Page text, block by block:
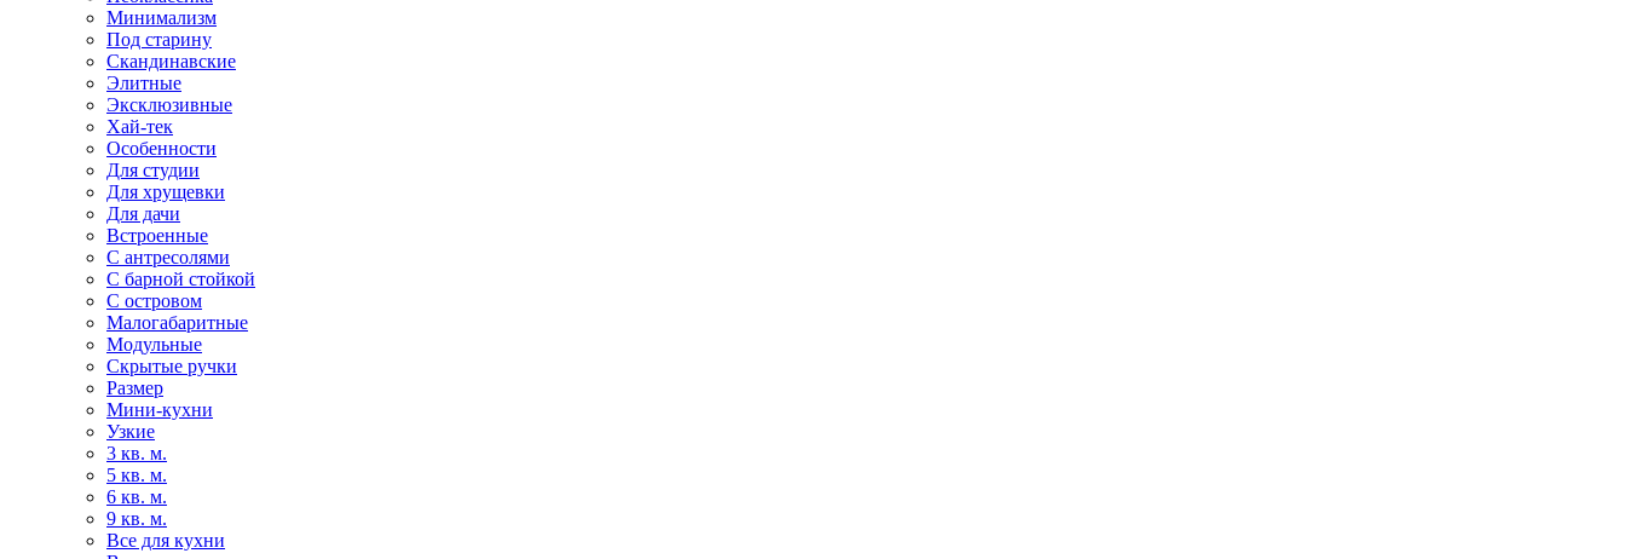
Минимализм
Под старину
Скандинавские
Элитные
Эксклюзивные
Хай-тек
Особенности
Для студии
Для хрущевки
Для дачи
Встроенные
С антресолями
С барной стойкой
С островом
Малогабаритные
Модульные
Скрытые ручки
Размер
Мини-кухни
Узкие
3 кв. м.
5 кв. м.
6 кв. м.
9 кв. м.
Все для кухни